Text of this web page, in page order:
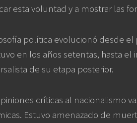
esta voluntad y a mostrar las
política evolucionó desde
en los años setentas, hasta
de su etapa posterior.
críticas al nacionalismo
Estuvo amenazado de